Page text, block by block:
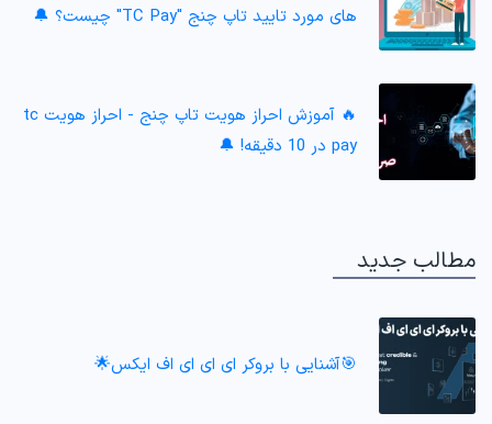
های مورد تایید تاپ چنج "TC Pay" چیست؟ 🔔
🔥 آموزش احراز هویت تاپ چنج - احراز هویت tc
pay در 10 دقیقه! 🔔
مطالب جدید
🎯آشنایی با بروکر ای ای ای اف ایکس🌟